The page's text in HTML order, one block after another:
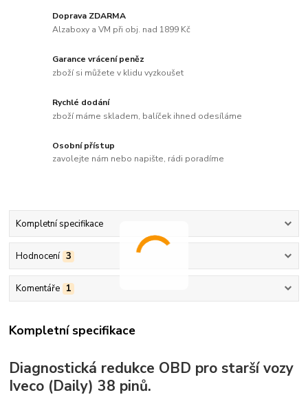
Doprava ZDARMA
Alzaboxy a VM při obj. nad 1899 Kč
Garance vrácení peněz
zboží si můžete v klidu vyzkoušet
Rychlé dodání
zboží máme skladem, balíček ihned odesíláme
Osobní přístup
zavolejte nám nebo napište, rádi poradíme
Kompletní specifikace
Hodnocení 3
Komentáře 1
Kompletní specifikace
Diagnostická redukce OBD pro starší vozy
Iveco (Daily) 38 pinů.